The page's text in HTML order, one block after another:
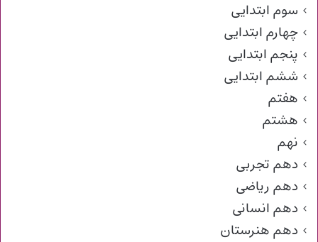
سوم ابتدایی
چهارم ابتدایی
پنجم ابتدایی
ششم ابتدایی
هفتم
هشتم
نهم
دهم تجربی
دهم ریاضی
دهم انسانی
دهم هنرستان